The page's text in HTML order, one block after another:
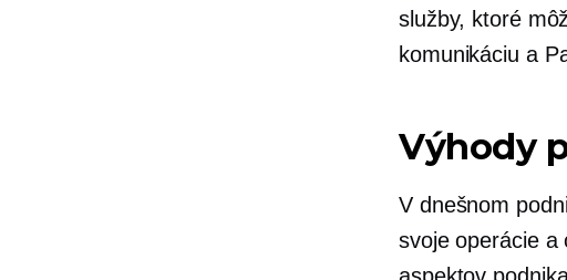
služby, ktoré
komunikáciu a
Výhody
V dnešnom
svoje operácie a